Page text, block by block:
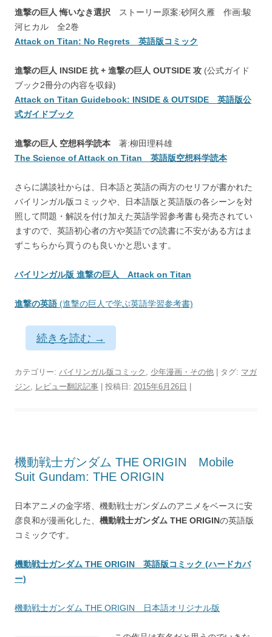
進撃の巨人 悔いなき選択 ストーリー原案:砂阿久雁 作画:駿
河ヒカル 全2巻
Attack on Titan: No Regrets 英語版コミック
進撃の巨人 INSIDE 抗 + 進撃の巨人 OUTSIDE 攻 (公式ガイド
ブック2冊分の内容を収録)
Attack on Titan Guidebook: INSIDE & OUTSIDE 英語版公
式ガイドブック
進撃の巨人 空想科学読本 著:柳田理科雄
The Science of Attack on Titan 英語版空想科学読本
さらに講談社からは、日本語と英語の両方のセリフが書かれた
バイリンガル版コミックや、日本語版と英語版の各シーンを対
照して問題・解説を付け加えた英語学習参考書も発売されてい
ますので、英語初心者の方や英語での読書に不安がある方はま
ずこちらから買うのも良いかと思います。
バイリンガル版 進撃の巨人 Attack on Titan
進撃の英語 (進撃の巨人で学ぶ英語学習参考書)
続きを読む →
カテゴリー: バイリンガル版コミック , 少年漫画・その他 | タグ: マガ
ジン, レビュー翻訳記事 | 投稿日: 2015年6月26日
機動戦士ガンダム THE ORIGIN Mobile
Suit Gundam: THE ORIGIN
日本アニメの金字塔、機動戦士ガンダムのアニメをベースに安
彦良和が漫画化した、 機動戦士ガンダム THE ORIGINの英語版
コミックです。
機動戦士ガンダム THE ORIGIN 英語版コミック (ハードカバ
ー)
機動戦士ガンダム THE ORIGIN 日本語オリジナル版